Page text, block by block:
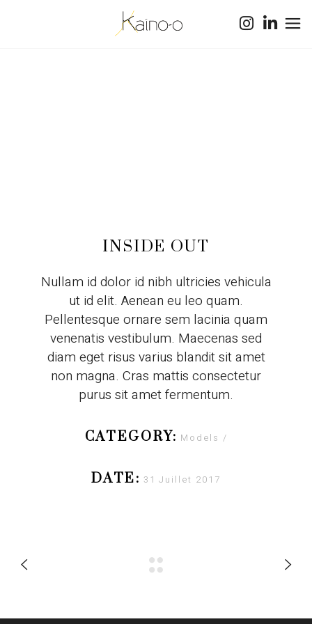
INSIDE OUT
Nullam id dolor id nibh ultricies vehicula
ut id elit. Aenean eu leo quam.
Pellentesque ornare sem lacinia quam
venenatis vestibulum. Maecenas sed
diam eget risus varius blandit sit amet
non magna. Cras mattis consectetur
purus sit amet fermentum.
CATEGORY: Models
DATE: 31 Juillet 2017